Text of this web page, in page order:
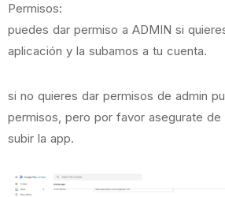
Permisos:
puedes dar permiso a ADMIN si
aplicación y la subamos a tu cuenta.
si no quieres dar permisos de admin
permisos, pero por favor asegurate de
subir la app.